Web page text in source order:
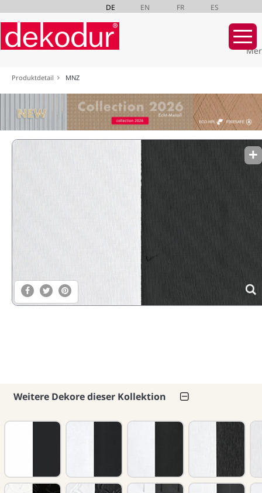
DE EN FR ES
Navigation
überspringen
Produktdetail MNZ
Weitere Dekore dieser Kollektion